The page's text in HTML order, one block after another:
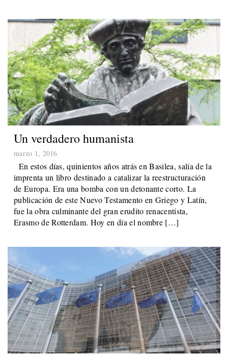
Un verdadero humanista
marzo 1, 2016
En estos días, quinientos años atrás en Basilea, salía de la
imprenta un libro destinado a catalizar la reestructuración
de Europa. Era una bomba con un detonante corto. La
publicación de este Nuevo Testamento en Griego y Latín,
fue la obra culminante del gran erudito renacentista,
Erasmo de Rotterdam. Hoy en día el nombre […]